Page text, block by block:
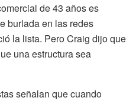
de 43 años es
burlada en las redes
la lista. Pero Craig dijo que
una estructura sea
señalan que cuando